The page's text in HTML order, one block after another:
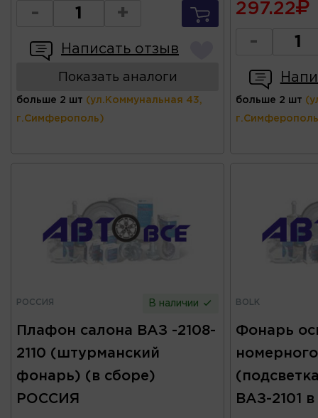
- +
Написать отзыв
Показать аналоги
больше 2 шт (ул.Коммунальная 43,
г.Симферополь)
297.22
-
больше 2 шт
РОССИЯ В наличии
Плафон салона ВАЗ -2108-
2110 (штурманский
фонарь) (в сборе)
РОССИЯ
BOLK
Фонарь
ВАЗ-2101